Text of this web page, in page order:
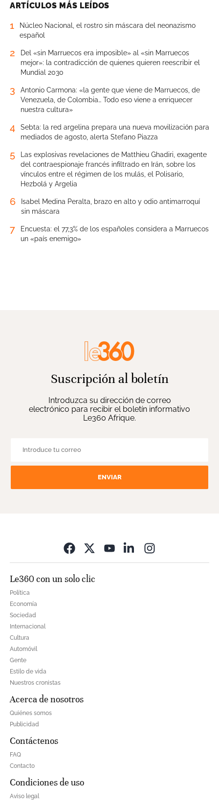
ARTÍCULOS MÁS LEÍDOS
1
Núcleo Nacional, el rostro sin máscara del neonazismo
español
2
Del «sin Marruecos era imposible» al «sin Marruecos
mejor»: la contradicción de quienes quieren reescribir el
Mundial 2030
3
Antonio Carmona: «la gente que viene de Marruecos, de
Venezuela, de Colombia… Todo eso viene a enriquecer
nuestra cultura»
4
Sebta: la red argelina prepara una nueva movilización para
mediados de agosto, alerta Stefano Piazza
5
Las explosivas revelaciones de Matthieu Ghadiri, exagente
del contraespionaje francés infiltrado en Irán, sobre los
vínculos entre el régimen de los mulás, el Polisario,
Hezbolá y Argelia
6
Isabel Medina Peralta, brazo en alto y odio antimarroquí
sin máscara
7
Encuesta: el 77,3% de los españoles considera a Marruecos
un «país enemigo»
Suscripción al boletín
Introduzca su dirección de correo
electrónico para recibir el boletín informativo
Le360 Afrique.
ENVIAR
Le360 con un solo clic
Política
Economía
Sociedad
Internacional
Cultura
Automóvil
Gente
Estilo de vida
Nuestros cronistas
Acerca de nosotros
Quiénes somos
Publicidad
Contáctenos
FAQ
Contacto
Condiciones de uso
Aviso legal